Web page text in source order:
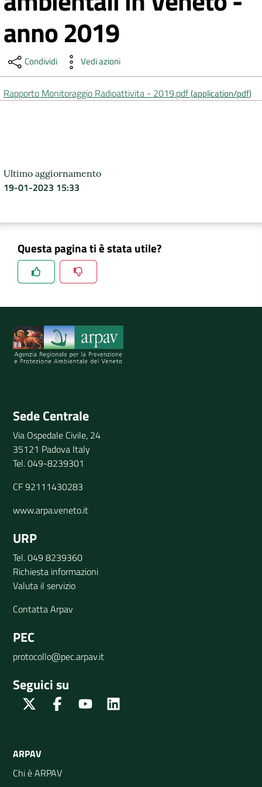
AMBIENTALI
Seguici
anno 2019
Condividi Vedi azioni
Rapporto Monitoraggio Radioattivita - 2019.pdf(application/pdf)
Ultimo aggiornamento
19-01-2023 15:33
Questa pagina ti è stata utile?
Spiegaci perchè, e aiutaci a migliorare il servizio
Sede Centrale
Via Ospedale Civile, 24
35121 Padova Italy
Tel. 049-8239301
CF 92111430283
www.arpa.veneto.it
URP
Tel. 049 8239360
Richiesta informazioni
Valuta il servizio
Contatta Arpav
PEC
protocollo@pec.arpav.it
Seguici su
Twitter FacebookYoutube
ARPAV
Chi è ARPAV